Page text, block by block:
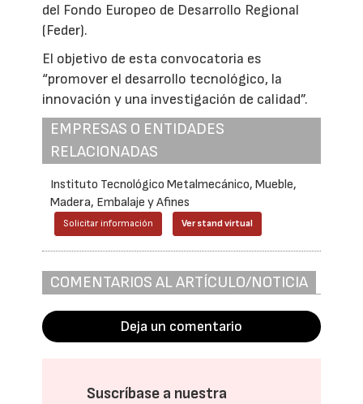
del Fondo Europeo de Desarrollo Regional
(Feder).
El objetivo de esta convocatoria es
“promover el desarrollo tecnológico, la
innovación y una investigación de calidad”.
EMPRESAS O ENTIDADES
RELACIONADAS
Instituto Tecnológico Metalmecánico, Mueble,
Madera, Embalaje y Afines
Solicitar información Ver stand virtual
COMENTARIOS AL ARTÍCULO/NOTICIA
Deja un comentario
Suscríbase a nuestra